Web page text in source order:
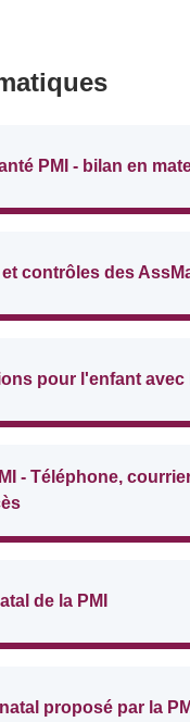
PMI - bilan en
contrôles des
pour l'enfant avec
- Téléphone,
de la PMI
proposé par la PMI